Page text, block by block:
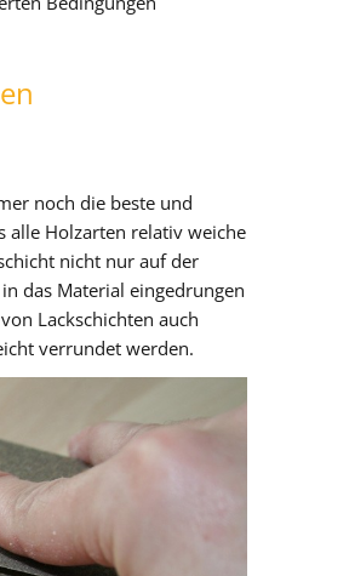
noch die beste und
alle Holzarten relativ weiche
nicht nur auf der
das Material eingedrungen
Lackschichten auch
verrundet werden.